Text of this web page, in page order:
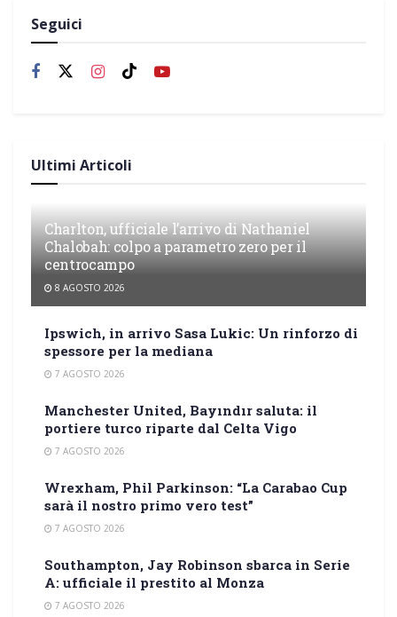
Seguici
Ultimi Articoli
Charlton, ufficiale l’arrivo di Nathaniel
Chalobah: colpo a parametro zero per il
centrocampo
8 AGOSTO 2026
Ipswich, in arrivo Sasa Lukic: Un rinforzo di
spessore per la mediana
7 AGOSTO 2026
Manchester United, Bayındır saluta: il
portiere turco riparte dal Celta Vigo
7 AGOSTO 2026
Wrexham, Phil Parkinson: “La Carabao Cup
sarà il nostro primo vero test”
7 AGOSTO 2026
Southampton, Jay Robinson sbarca in Serie
A: ufficiale il prestito al Monza
7 AGOSTO 2026